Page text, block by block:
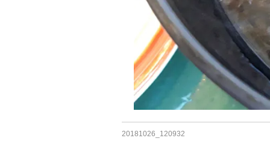
20181026_120932